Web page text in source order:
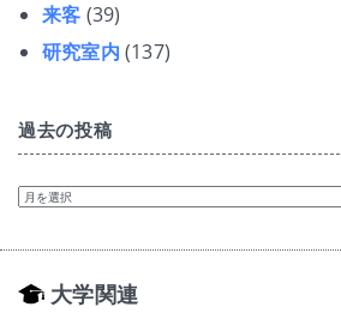
来客 (39)
研究室内 (137)
過去の投稿
過
投
稿
大学関連